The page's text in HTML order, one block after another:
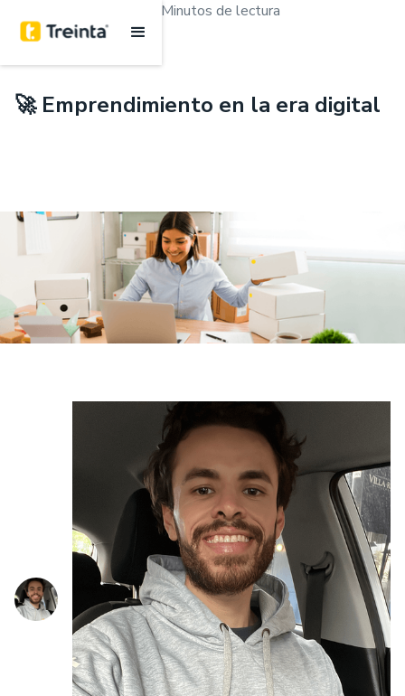
15 Minutos de lectura
🚀 Emprendimiento en la era digital